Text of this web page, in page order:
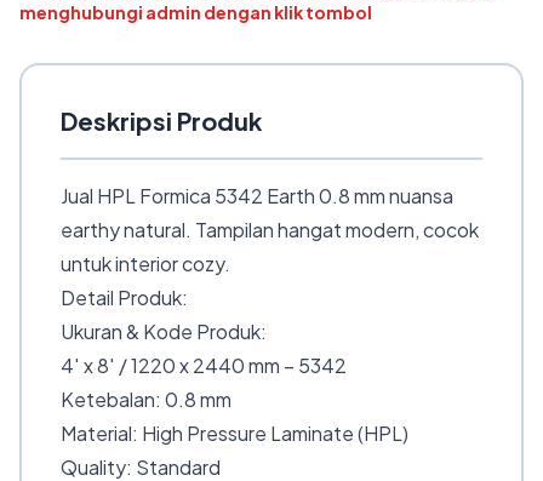
menghubungi admin dengan klik tombol
Deskripsi Produk
Jual HPL Formica 5342 Earth 0.8 mm nuansa
earthy natural. Tampilan hangat modern, cocok
untuk interior cozy.
Detail Produk:
Ukuran & Kode Produk:
4′ x 8′ / 1220 x 2440 mm – 5342
Ketebalan: 0.8 mm
Material: High Pressure Laminate (HPL)
Quality: Standard